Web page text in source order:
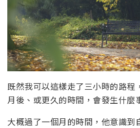
既然我可以這樣走了三小時的路程
月後、或更久的時間，會發生什麼
大概過了一個月的時間，他意識到